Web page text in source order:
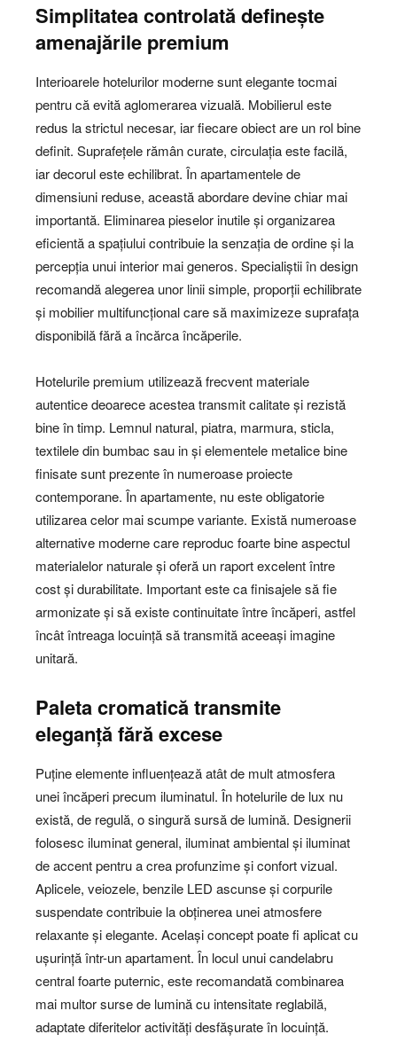
Simplitatea controlată definește
amenajările premium
Interioarele hotelurilor moderne sunt elegante tocmai
pentru că evită aglomerarea vizuală. Mobilierul este
redus la strictul necesar, iar fiecare obiect are un rol bine
definit. Suprafețele rămân curate, circulația este facilă,
iar decorul este echilibrat. În apartamentele de
dimensiuni reduse, această abordare devine chiar mai
importantă. Eliminarea pieselor inutile și organizarea
eficientă a spațiului contribuie la senzația de ordine și la
percepția unui interior mai generos. Specialiștii în design
recomandă alegerea unor linii simple, proporții echilibrate
și mobilier multifuncțional care să maximizeze suprafața
disponibilă fără a încărca încăperile.
Hotelurile premium utilizează frecvent materiale
autentice deoarece acestea transmit calitate și rezistă
bine în timp. Lemnul natural, piatra, marmura, sticla,
textilele din bumbac sau in și elementele metalice bine
finisate sunt prezente în numeroase proiecte
contemporane. În apartamente, nu este obligatorie
utilizarea celor mai scumpe variante. Există numeroase
alternative moderne care reproduc foarte bine aspectul
materialelor naturale și oferă un raport excelent între
cost și durabilitate. Important este ca finisajele să fie
armonizate și să existe continuitate între încăperi, astfel
încât întreaga locuință să transmită aceeași imagine
unitară.
Paleta cromatică transmite
eleganță fără excese
Puține elemente influențează atât de mult atmosfera
unei încăperi precum iluminatul. În hotelurile de lux nu
există, de regulă, o singură sursă de lumină. Designerii
folosesc iluminat general, iluminat ambiental și iluminat
de accent pentru a crea profunzime și confort vizual.
Aplicele, veiozele, benzile LED ascunse și corpurile
suspendate contribuie la obținerea unei atmosfere
relaxante și elegante. Același concept poate fi aplicat cu
ușurință într-un apartament. În locul unui candelabru
central foarte puternic, este recomandată combinarea
mai multor surse de lumină cu intensitate reglabilă,
adaptate diferitelor activități desfășurate în locuință.